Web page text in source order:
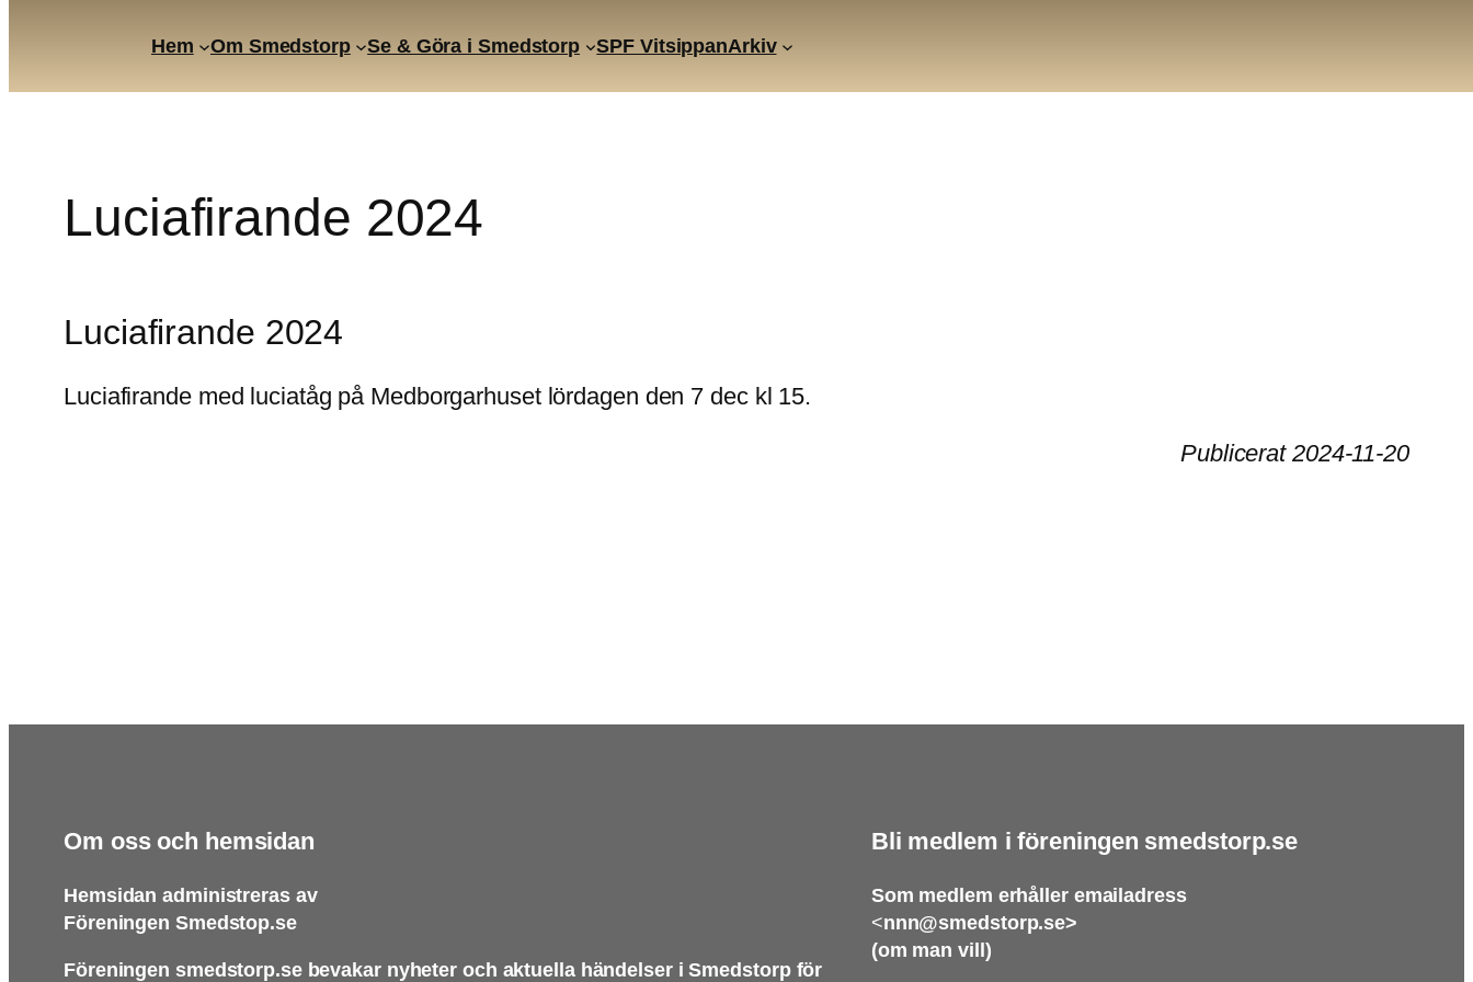
Skip
Hem Om Smedstorp Se & Göra i Smedstorp SPF VitsippanArkiv
Luciafirande 2024
Luciafirande 2024
Luciafirande med luciatåg på Medborgarhuset lördagen den 7 dec kl 15.
Publicerat 2024-11-20
Om oss och hemsidan
Hemsidan administreras av
Föreningen Smedstop.se
Föreningen smedstorp.se bevakar nyheter och aktuella händelser i Smedstorp för
Bli medlem i föreningen smedstorp.se
Som medlem erhåller emailadress
<nnn@smedstorp.se>
(om man vill)